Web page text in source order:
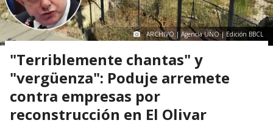
ARCHIVO | Agencia UNO | Edición BBCL
"Terriblemente chantas" y
"vergüenza": Poduje arremete
contra empresas por
reconstrucción en El Olivar